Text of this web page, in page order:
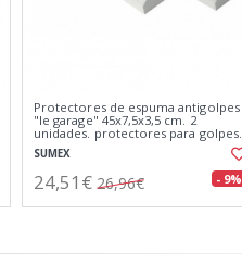
Protectores de espuma antigolpes
"le garage" 45x7,5x3,5 cm. 2
unidades. protectores para golpes.
pared.
SUMEX
24,51€ 26,96€ - 9%